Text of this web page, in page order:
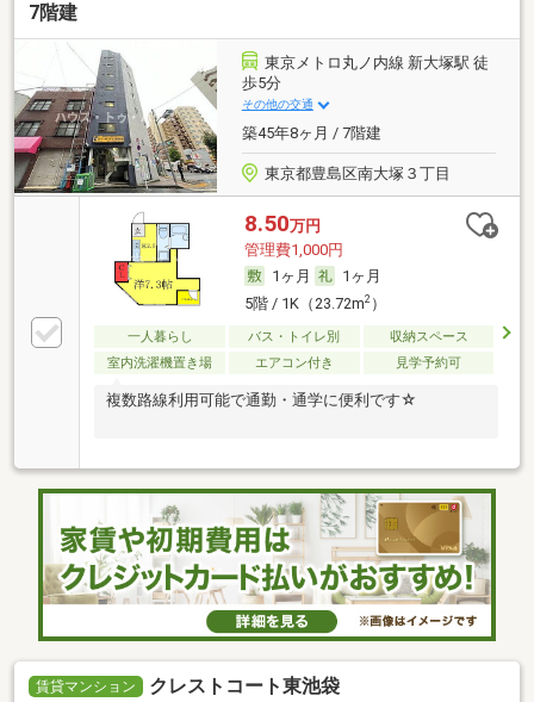
7階建
東京メトロ丸ノ内線 新大塚駅 徒
歩5分
その他の交通
築45年8ヶ月 / 7階建
東京都豊島区南大塚３丁目
8.50万円
管理費1,000円
1ヶ月
1ヶ月
5階 / 1K（23.72m2）
一人暮らし バス・トイレ別
収納スペース
室内洗濯機置き場
エアコン付き 見学予約可
複数路線利用可能で通勤・通学に便利です☆
賃貸マンション クレストコート東池袋